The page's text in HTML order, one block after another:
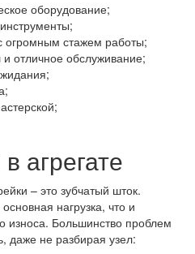
оборудование;
огромным стажем работы;
отличное обслуживание;
агрегате
– это зубчатый шток.
нагрузка, что и
износа. Большинство проблем
даже не разбирая узел: